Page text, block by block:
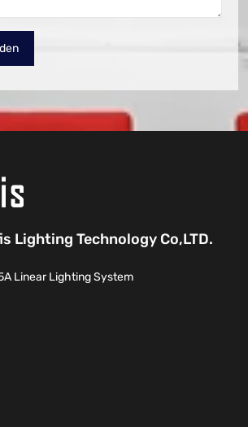
Lighting Technology Co,LTD.
Linear Lighting System